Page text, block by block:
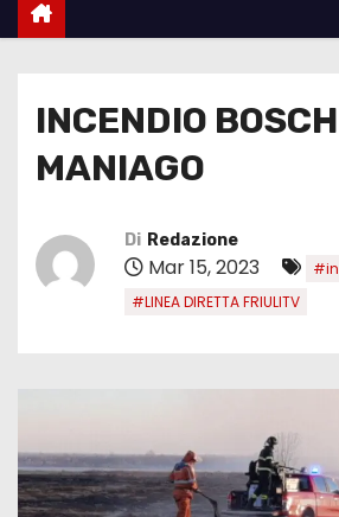
INCENDIO
MANIAGO
Di Redazione
Mar 15, 2023
#LINEA DIRETTA FRIULITV